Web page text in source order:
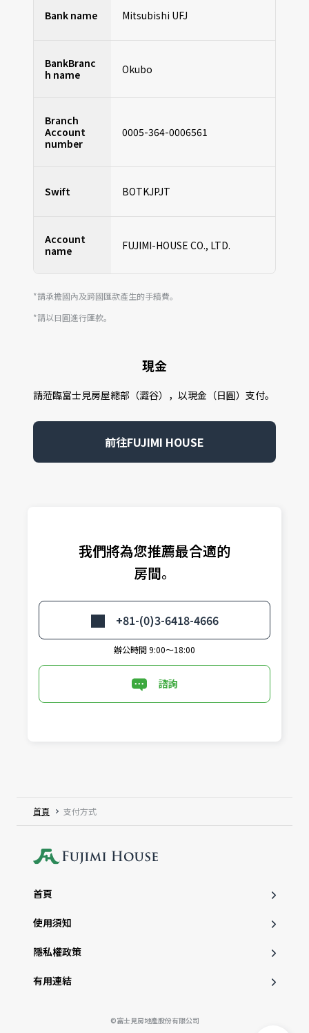
Bank name Mitsubishi UFJ
BankBranc
h name Okubo
Branch
Account
number
0005-364-0006561
Swift BOTKJPJT
Account
name
FUJIMI-HOUSE CO., LTD.
*請承擔國內及跨國匯款產生的手續費。
*請以日圓進行匯款。
現金
請蒞臨富士見房屋總部（澀谷），以現金（日圓）支付。
前往FUJIMI HOUSE
我們將為您推薦最合適的
房間。
+81-(0)3-6418-4666
辦公時間 9:00～18:00
諮詢
首頁 支付方式
首頁
使用須知
隱私權政策
有用連結
©富士見房地產股份有限公司